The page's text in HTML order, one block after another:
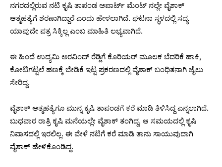
ನಗರದಲ್ಲಿರುವ ನಟಿ ಕೃಷಿ ತಾಪಂಡ ಅಪಾರ್ಟ್ ಮೆಂಟ್ ನಲ್ಲೇ ವೈಶಾಕ್
ಆತ್ಮಹತ್ಯೆಗೆ ಶರಣಾಗಿದ್ದಾರೆ ಎಂದು ಹೇಳಲಾಗಿದೆ. ಘಟನಾ ಸ್ಥಳದಲ್ಲಿ ಸದ್ಯ
ಯಾವುದೇ ಪತ್ರ ಸಿಕ್ಕಿಲ್ಲ ಎಂಬ ಮಾಹಿತಿ ಲಭ್ಯವಾಗಿದೆ.
ಈ ಹಿಂದೆ ಉದ್ಯಮಿ ಅರವಿಂದ್ ರೆಡ್ಡಿಗೆ ಕೊರಿಯರ್ ಮೂಲಕ ಬೆದರಿಕೆ ಹಾಕಿ,
ಕೋಟಿಗಟ್ಟಲೆ ಹಣಕ್ಕೆ ಬೇಡಿಕೆ ಇಟ್ಟ ಪ್ರಕರಣದಲ್ಲಿ ವೈಶಾಕ್ ಬಂಧಿತನಾಗಿ ಜೈಲು
ಸೇರಿದ್ದ.
ವೈಶಾಕ್ ಆತ್ಮಹತ್ಯೆಗೂ ಮುನ್ನ ಕೃಷಿ ತಾಪಂಡಗೆ ಕರೆ ಮಾಡಿ ತಿಳಿಸಿದ್ದ ಎನ್ನಲಾಗಿದೆ.
ಬುಧವಾರ ರಾತ್ರಿ ಕೃಷಿ ಮನೆಯಲ್ಲೇ ವೈಶಾಕ್ ತಂಗಿದ್ದ. ಆ ಸಮಯದಲ್ಲಿ ಕೃಷಿ
ನಿವಾಸದಲ್ಲಿ ಇರಲಿಲ್ಲ. ಈ ವೇಳೆ ನಟಿಗೆ ಕರೆ ಮಾಡಿ ತಾನು ಸಾಯುವುದಾಗಿ
ವೈಶಾಕ್ ಹೇಳಿಕೊಂಡಿದ್ದ.